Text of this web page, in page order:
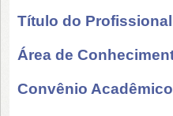
Título do
Área de
Convênio